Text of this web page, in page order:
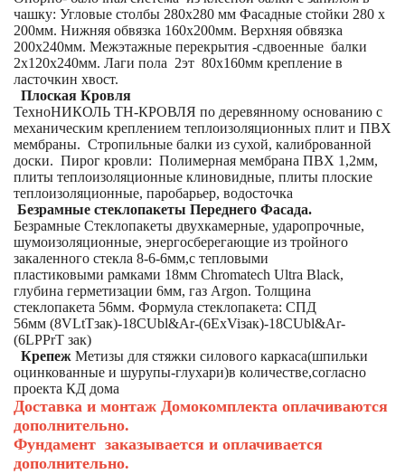
чашку: Угловые столбы 280х280 мм Фасадные стойки 280 х
200мм. Нижняя обвязка 160х200мм. Верхняя обвязка
200х240мм. Межэтажные перекрытия -сдвоенные балки
2х120х240мм. Лаги пола 2эт 80х160мм крепление в
ласточкин хвост.
Плоская Кровля
ТехноНИКОЛЬ ТН-КРОВЛЯ по деревянному основанию с
механическим креплением теплоизоляционных плит и ПВХ
мембраны. Стропильные балки из сухой, калиброванной
доски. Пирог кровли: Полимерная мембрана ПВХ 1,2мм,
плиты теплоизоляционные клиновидные, плиты плоские
теплоизоляционные, паробарьер, водосточка
Безрамные стеклопакеты Переднего Фасада.
Безрамные Стеклопакеты двухкамерные, ударопрочные,
шумоизоляционные, энергосберегающие из тройного
закаленного стекла 8-6-6мм,с тепловыми
пластиковыми рамками 18мм Chromatech Ultra Black,
глубина герметизации 6мм, газ Argon. Толщина
стеклопакета 56мм. Формула стеклопакета: СПД
56мм (8VLtTзак)-18CUbl&Ar-(6ExViзак)-18CUbl&Ar-
(6LPPrT зак)
Крепеж Метизы для стяжки силового каркаса(шпильки
оцинкованные и шурупы-глухари)в количестве,согласно
проекта КД дома
Доставка и монтаж Домокомплекта оплачиваются
дополнительно.
Фундамент заказывается и оплачивается
дополнительно.